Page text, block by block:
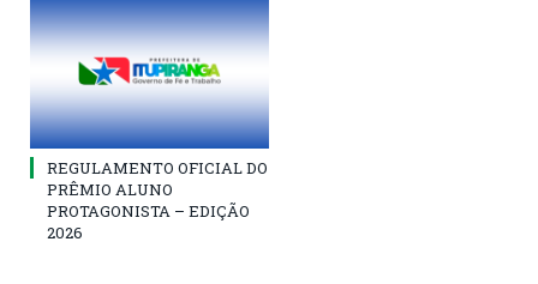
REGULAMENTO OFICIAL DO
PRÊMIO ALUNO
PROTAGONISTA – EDIÇÃO
2026